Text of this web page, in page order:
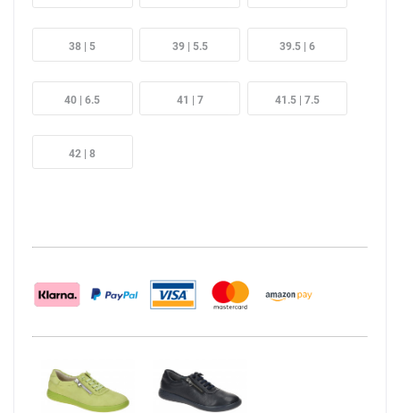
38 | 5 39 | 5.5 39.5 | 6
40 | 6.5 41 | 7 41.5 | 7.5
42 | 8